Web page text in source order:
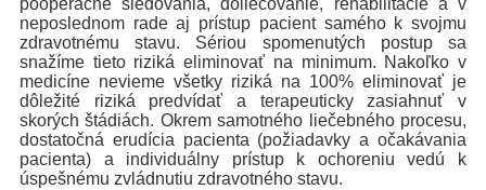
pooperačné sledovania, doliečovanie, rehabilitácie a v
neposlednom rade aj prístup pacient samého k svojmu
zdravotnému stavu. Sériou spomenutých postup sa
snažíme tieto riziká eliminovať na minimum. Nakoľko v
medicíne nevieme všetky riziká na 100% eliminovať je
dôležité riziká predvídať a terapeuticky zasiahnuť v
skorých štádiách. Okrem samotného liečebného procesu,
dostatočná erudícia pacienta (požiadavky a očakávania
pacienta) a individuálny prístup k ochoreniu vedú k
úspešnému zvládnutiu zdravotného stavu.